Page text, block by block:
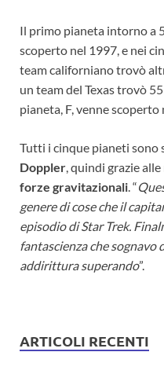
Il primo pianeta intorno a
scoperto nel 1997, e nei
team californiano trovò
un team del Texas trovò
pianeta, F, venne scoperto
Tutti i cinque pianeti
Doppler , quindi grazie
forze gravitazionali . “
genere di cose che il
episodio di Star Trek.
fantascienza che sognavo
addirittura superando”.
ARTICOLI RECENTI